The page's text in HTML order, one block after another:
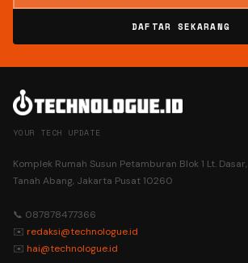
DAFTAR SEKARANG
YOUR TECH UPDATE
Komplek Rumah Susun Petamburan Blok 1 Lt. Dasar,
Tanah Abang, Jakarta Pusat 10260
📞 087878477366
✉️ redaksi@technologue.id
✉️ hai@technologue.id